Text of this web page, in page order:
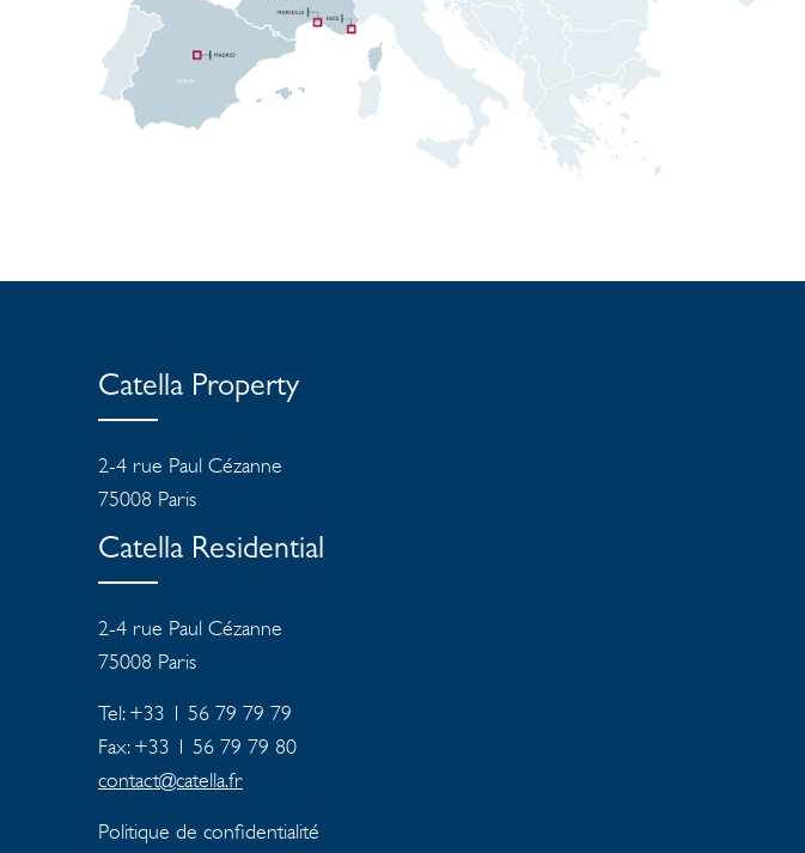
Catella Property
2-4 rue Paul Cézanne
75008 Paris
Catella Residential
2-4 rue Paul Cézanne
75008 Paris
Tel: +33 1 56 79 79 79
Fax: +33 1 56 79 79 80
contact@catella.fr
Politique de confidentialité